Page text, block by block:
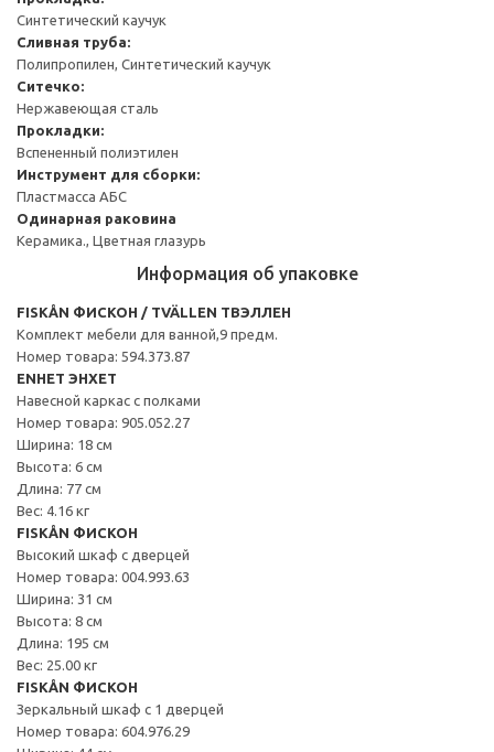
Синтетический каучук
Сливная труба:
Полипропилен, Синтетический каучук
Ситечко:
Нержавеющая сталь
Прокладки:
Вспененный полиэтилен
Инструмент для сборки:
Пластмасса АБС
Одинарная раковина
Керамика., Цветная глазурь
Информация об упаковке
FISKÅN ФИСКОН / TVÄLLEN ТВЭЛЛЕН
Комплект мебели для ванной,9 предм.
Номер товара: 594.373.87
ENHET ЭНХЕТ
Навесной каркас с полками
Номер товара: 905.052.27
Ширина: 18 см
Высота: 6 см
Длина: 77 см
Вес: 4.16 кг
FISKÅN ФИСКОН
Высокий шкаф с дверцей
Номер товара: 004.993.63
Ширина: 31 см
Высота: 8 см
Длина: 195 см
Вес: 25.00 кг
FISKÅN ФИСКОН
Зеркальный шкаф с 1 дверцей
Номер товара: 604.976.29